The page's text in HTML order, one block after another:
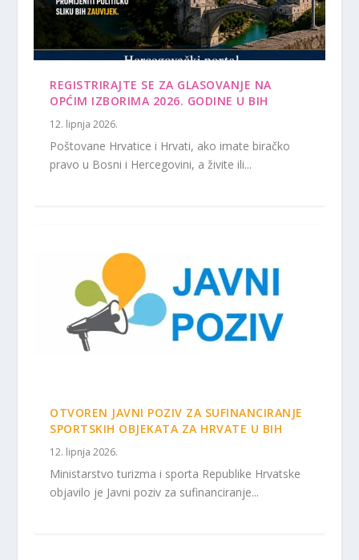
REGISTRIRAJTE SE ZA GLASOVANJE NA
OPĆIM IZBORIMA 2026. GODINE U BIH
12. lipnja 2026.
Poštovane Hrvatice i Hrvati, ako imate biračko
pravo u Bosni i Hercegovini, a živite ili...
OTVOREN JAVNI POZIV ZA SUFINANCIRANJE
SPORTSKIH OBJEKATA ZA HRVATE U BIH
12. lipnja 2026.
Ministarstvo turizma i sporta Republike Hrvatske
objavilo je Javni poziv za sufinanciranje...